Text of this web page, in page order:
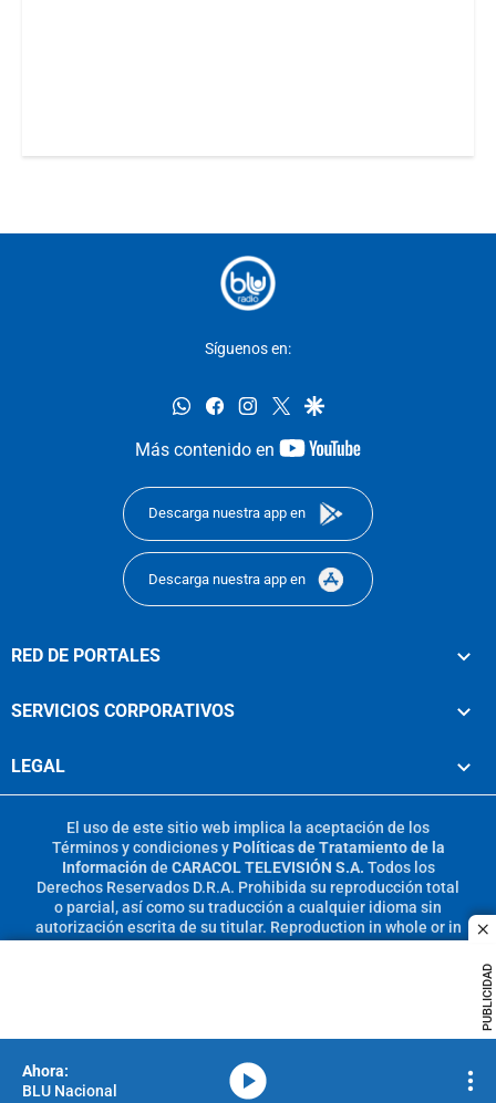
PUBLICIDAD
Síguenos en:
whatsappfacebookinstagram
twittergoogle
Más contenido en
youtube-
Descarga nuestra app en
Descarga nuestra app en
RED DE PORTALES
SERVICIOS CORPORATIVOS
LEGAL
El uso de este sitio web implica la aceptación de los
Términos y condicionesy Políticas de Tratamiento de la
Información de CARACOL TELEVISIÓN S.A. Todos los
Derechos Reservados D.R.A. Prohibida su reproducción total
o parcial, así como su traducción a cualquier idioma sin
autorización escrita de su titular. Reproduction in whole or in
BLU Nacional